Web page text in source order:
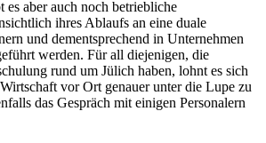
es aber auch noch betriebliche
ihres Ablaufs an eine duale
und dementsprechend in Unternehmen
werden. Für all diejenigen, die
rund um Jülich haben, lohnt es sich
vor Ort genauer unter die Lupe zu
das Gespräch mit einigen Personalern